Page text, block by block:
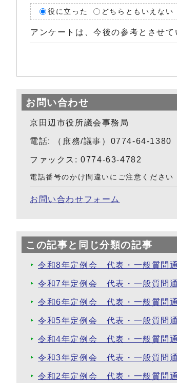
役に立った どちらともいえない
アンケートは、今後の参考とさせて
お問い合わせ
京田辺市役所議会事務局
電話: （庶務/議事）0774-64-1380
ファックス: 0774-63-4782
電話番号のかけ間違いにご注意ください
お問い合わせフォーム
この記事と同じ分類の記事
令和8年定例会 代表・一般質問
令和7年定例会 代表・一般質問
令和6年定例会 代表・一般質問
令和5年定例会 代表・一般質問
令和4年定例会 代表・一般質問
令和3年定例会 代表・一般質問
令和2年定例会 代表・一般質問